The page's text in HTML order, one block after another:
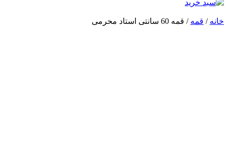
خانه / قمه / قمه 60 سانتی استاد محرمی